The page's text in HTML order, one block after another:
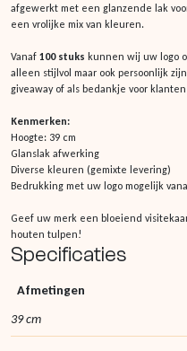
afgewerkt met een glanzende lak
een vrolijke mix van kleuren.
Vanaf 100 stuks kunnen wij uw logo
alleen stijlvol maar ook persoonlijk
giveaway of als bedankje voor
Kenmerken:
Hoogte: 39 cm
Glanslak afwerking
Diverse kleuren (gemixte levering)
Bedrukking met uw logo mogelijk
Geef uw merk een bloeiend
houten tulpen!
Specificaties
Afmetingen
39 cm